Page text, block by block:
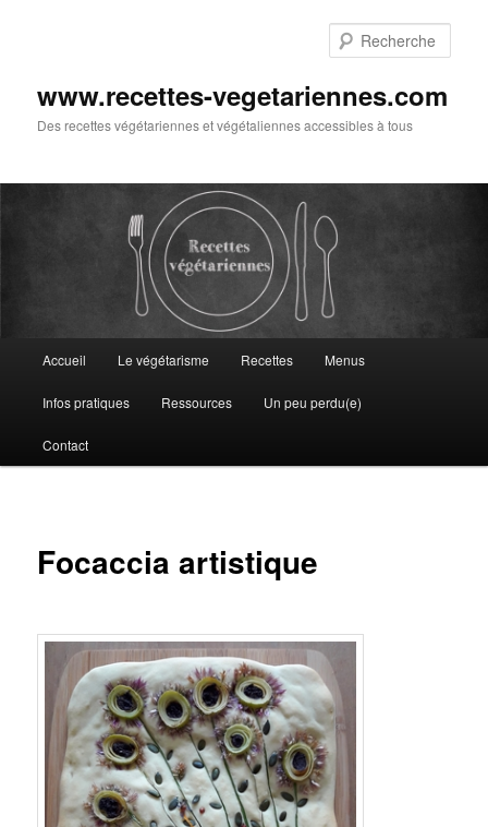
www.recettes-vegetariennes.com
Des recettes végétariennes et végétaliennes accessibles à tous
Accueil Le végétarisme Recettes Menus
Infos pratiques Ressources Un peu perdu(e)
Contact
Focaccia artistique